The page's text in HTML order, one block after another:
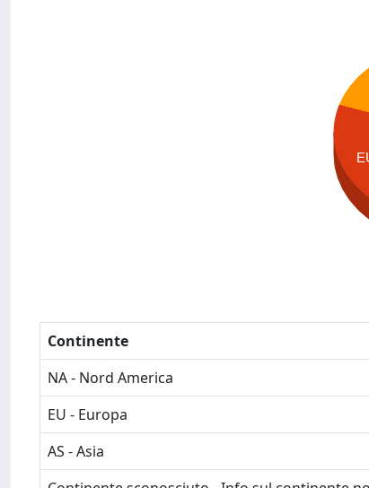
Continente
NA - Nord America
EU - Europa
AS - Asia